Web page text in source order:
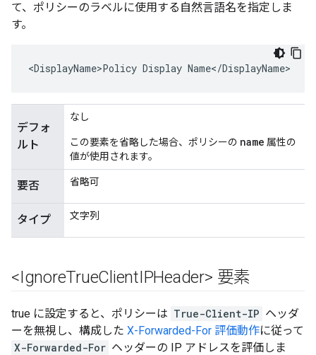
て、ポリシーのラベルに使用する自然言語名を指定しま
す。
<DisplayName>Policy Display Name</DisplayName>
デフォ
ルト
なし
この要素を省略した場合、ポリシーの name 属性の
値が使用されます。
要否 省略可
タイプ 文字列
<IgnoreTrueClientIPHeader> 要素
true に設定すると、ポリシーは True-Client-IP ヘッダ
ーを無視し、構成した X-Forwarded-For 評価動作に従って
X-Forwarded-For ヘッダーの IP アドレスを評価しま